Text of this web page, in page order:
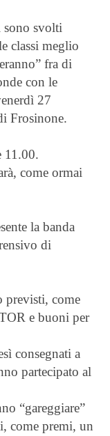
sono svolti
classi meglio
fra di
con le
27
Frosinone.
11.00.
come ormai
la banda
di
previsti, come
e buoni per
consegnati a
partecipato al
“gareggiare”
come premi, un